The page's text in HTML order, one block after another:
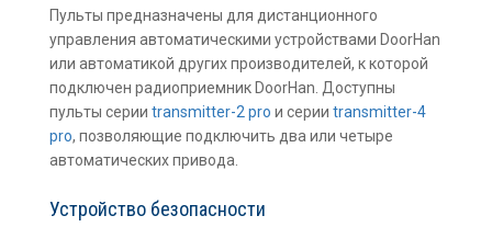
Пульты предназначены для дистанционного
управления автоматическими устройствами DoorHan
или автоматикой других производителей, к которой
подключен радиоприемник DoorHan. Доступны
пульты серии transmitter-2 pro и серии transmitter-4
pro, позволяющие подключить два или четыре
автоматических привода.
Устройство безопасности